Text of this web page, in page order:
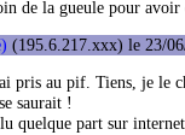
de la gueule pour avoir
(195.6.217.xxx) le 23/
pris au pif. Tiens, je le
saurait !
quelque part sur